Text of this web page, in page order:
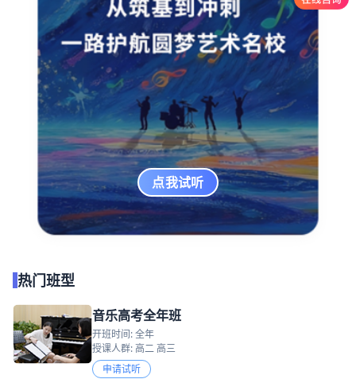
点我试听
热门班型
音乐高考全年班
开班时间: 全年
授课人群: 高二 高三
申请试听